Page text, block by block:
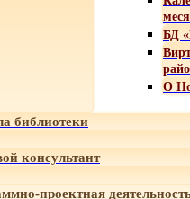
БД
О
библиотеки
консультант
проектная